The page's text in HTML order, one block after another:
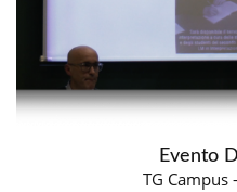
Evento
TG